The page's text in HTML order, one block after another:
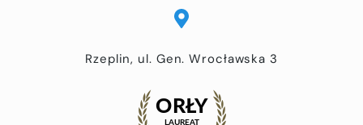
Rzeplin, ul. Gen. Wrocławska 3